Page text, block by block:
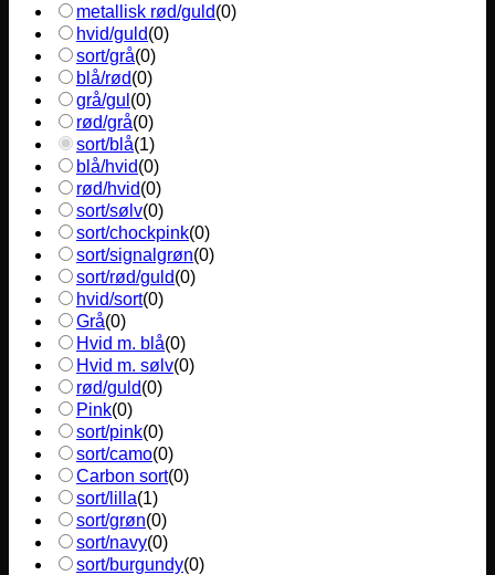
metallisk rød/guld(0)
hvid/guld(0)
sort/grå(0)
blå/rød(0)
grå/gul (0)
rød/grå(0)
sort/blå(1)
blå/hvid(0)
rød/hvid(0)
sort/sølv(0)
sort/chockpink(0)
sort/signalgrøn(0)
sort/rød/guld(0)
hvid/sort(0)
Grå(0)
Hvid m. blå(0)
Hvid m. sølv(0)
rød/guld(0)
Pink(0)
sort/pink(0)
sort/camo(0)
Carbon sort(0)
sort/lilla(1)
sort/grøn(0)
sort/navy(0)
sort/burgundy(0)